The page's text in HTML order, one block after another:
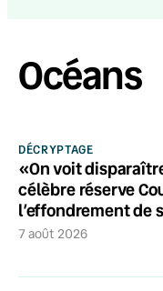
Océans
DÉCRYPTAGE
«On voit
célèbre réserve
l’effondrement de
7 août 2026